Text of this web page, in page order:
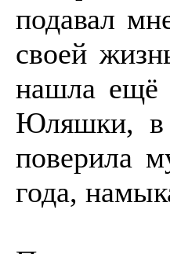
подавал
своей
нашла ещё
Юляшки, в
поверила
года,